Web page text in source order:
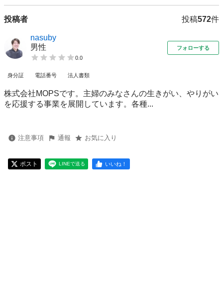
投稿者 投稿572件
nasuby
男性
0.0
フォローする
身分証 電話番号 法人書類
株式会社MOPSです。主婦のみなさんの生きがい、やりがい
を応援する事業を展開しています。各種...
注意事項 通報 お気に入り
ポスト LINEで送る いいね！